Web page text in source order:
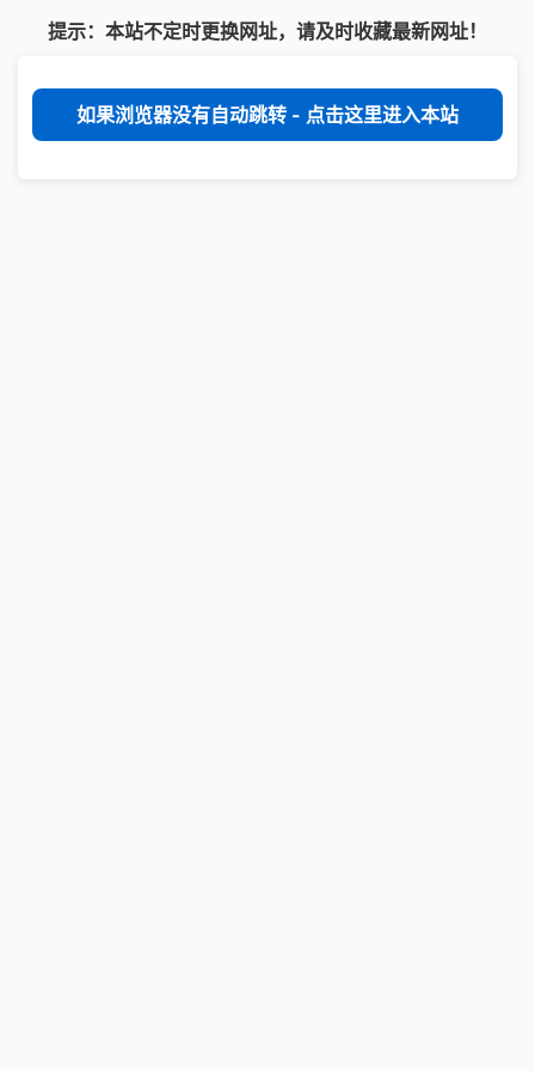
提示：本站不定时更换网址，请及时收藏最新网址！
如果浏览器没有自动跳转 - 点击这里进入本站